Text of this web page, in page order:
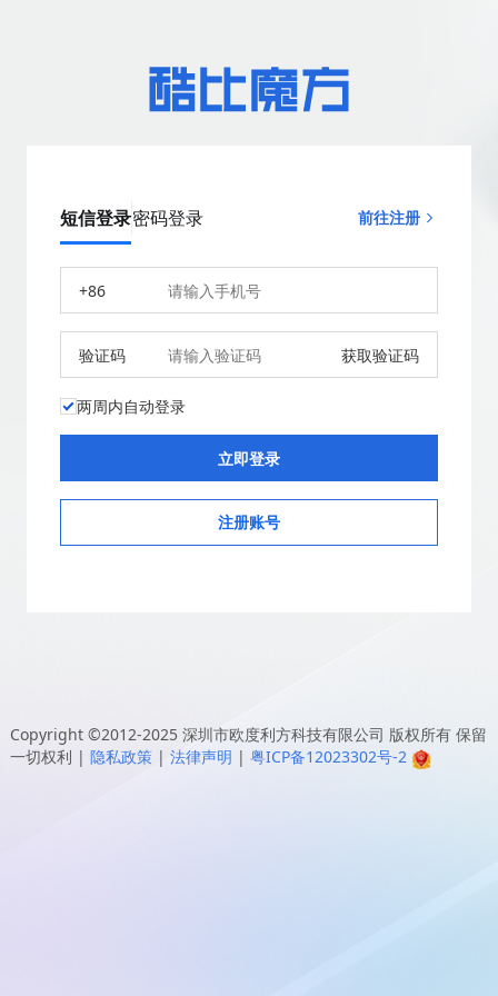
短信登录密码登录 前往注册
+86
验证码 获取验证码
两周内自动登录
注册账号
Copyright ©2012-2025 深圳市欧度利方科技有限公司 版权所有 保留
一切权利 | 隐私政策 | 法律声明 | 粤ICP备12023302号-2